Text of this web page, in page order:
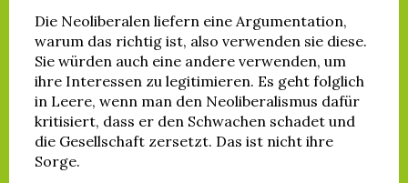
Die Neoliberalen liefern eine Argumentation,
warum das richtig ist, also verwenden sie diese.
Sie würden auch eine andere verwenden, um
ihre Interessen zu legitimieren. Es geht folglich
in Leere, wenn man den Neoliberalismus dafür
kritisiert, dass er den Schwachen schadet und
die Gesellschaft zersetzt. Das ist nicht ihre
Sorge.